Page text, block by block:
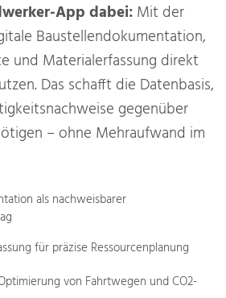
App dabei: Mit der
Baustellendokumentation,
und Materialerfassung direkt
Das schafft die Datenbasis,
gegenüber
– ohne Mehraufwand im
als nachweisbarer
für präzise Ressourcenplanung
von Fahrtwegen und CO2-